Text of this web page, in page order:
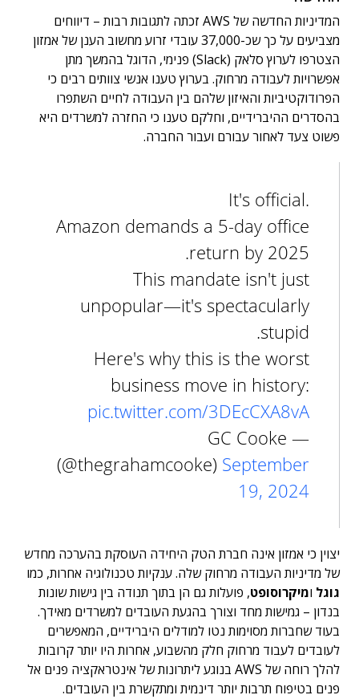
המדיניות החדשה של AWS זכתה לתגובות רבות – דיווחים
מצביעים על כך שכ-37,000 עובדי זרוע מחשוב הענן של אמזון
הצטרפו לערוץ סלאק (Slack) פנימי, הדוגל בהמשך מתן
אפשרויות לעבודה מרחוק. בערוץ טענו אנשי צוותים רבים כי
הפרודוקטיביות והאיזון שלהם בין העבודה לחיים השתפרו
בהסדרים ההיברידיים, וחלקם טענו כי החזרה למשרדים היא
פשוט צעד לאחור עבורם ועבור החברה.
It's official.
Amazon demands a 5-day office
return by 2025.
This mandate isn't just
unpopular—it's spectacularly
stupid.
Here's why this is the worst
business move in history:
pic.twitter.com/3DEcCXA8vA
— GC Cooke
(@thegrahamcooke) September
19, 2024
יצוין כי אמזון אינה חברת הטק היחידה העוסקת בהערכה מחדש
של מדיניות העבודה מרחוק שלה. ענקיות טכנולוגיה אחרות, כמו
גוגל ומיקרוסופט, פועלות גם הן בתוך תנודה בין גישות שונות
בנדון – גמישות מחד וצורך בהגעת העובדים למשרדים מאידך.
בעוד שחברות מסוימות נטו למודלים היברידיים, המאפשרים
לעובדים לעבוד מרחוק חלק מהשבוע, אחרות היו יותר קרובות
להלך רוחה של AWS בנוגע ליתרונות של אינטראקציה פנים אל
פנים בטיפוח תרבות יותר דינמית ומתקשרת בין העובדים.